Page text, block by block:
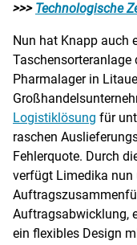
>>> Technologische
Nun hat Knapp auch
Taschensorteranlage
Pharmalager in
Logistiklösung für
raschen
Fehlerquote. Durch
verfügt Limedika
Auftragsabwicklung,
ein flexibles Design